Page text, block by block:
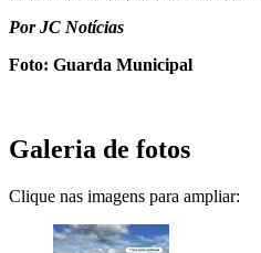
Por JC Notícias
Foto: Guarda Municipal
Galeria de fotos
Clique nas imagens para ampliar: